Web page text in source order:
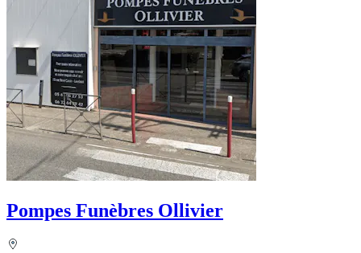
Pompes Funèbres Ollivier